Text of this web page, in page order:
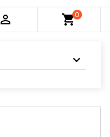
 shopping_cart0